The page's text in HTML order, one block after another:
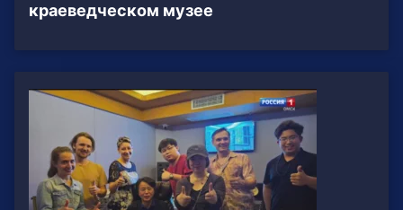
краеведческом музее